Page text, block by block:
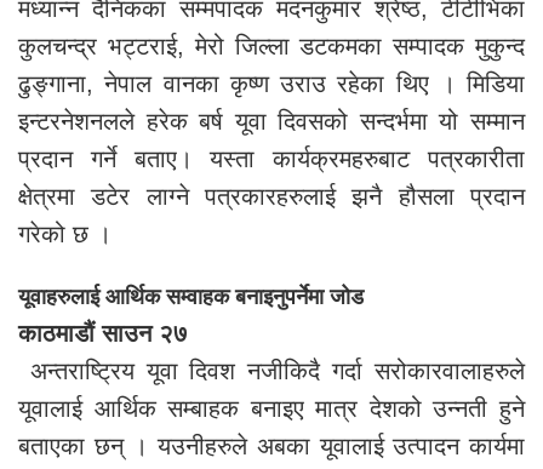
मध्यान्न दैनिकका सम्मपादक मदनकुमार श्रेष्ठ, टीटीभिका
कुलचन्द्र भट्टराई, मेरो जिल्ला डटकमका सम्पादक मुकुन्द
ढुङ्गाना, नेपाल वानका कृष्ण उराउ रहेका थिए । मिडिया
इन्टरनेशनलले हरेक बर्ष यूवा दिवसको सन्दर्भमा यो सम्मान
प्रदान गर्ने बताए। यस्ता कार्यक्रमहरुबाट पत्रकारीता
क्षेत्रमा डटेर लाग्ने पत्रकारहरुलाई झनै हौसला प्रदान
गरेको छ ।
यूवाहरुलाई आर्थिक सम्वाहक बनाइनुपर्नेमा जोड
काठमाडौं साउन २७
अन्तराष्ट्रिय यूवा दिवश नजीकिदै गर्दा सरोकारवालाहरुले
यूवालाई आर्थिक सम्बाहक बनाइए मात्र देशको उन्नती हुने
बताएका छन् । यउनीहरुले अबका यूवालाई उत्पादन कार्यमा